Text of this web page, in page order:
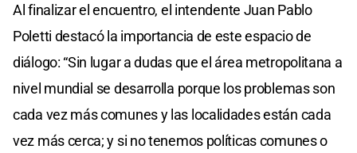
Al finalizar el encuentro, el intendente Juan Pablo
Poletti destacó la importancia de este espacio de
diálogo: “Sin lugar a dudas que el área metropolitana a
nivel mundial se desarrolla porque los problemas son
cada vez más comunes y las localidades están cada
vez más cerca; y si no tenemos políticas comunes o